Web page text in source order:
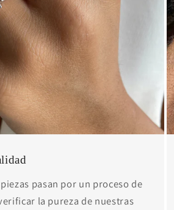
pasan por un proceso de
la pureza de nuestras